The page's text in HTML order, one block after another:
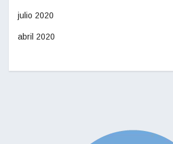
julio 2020
abril 2020